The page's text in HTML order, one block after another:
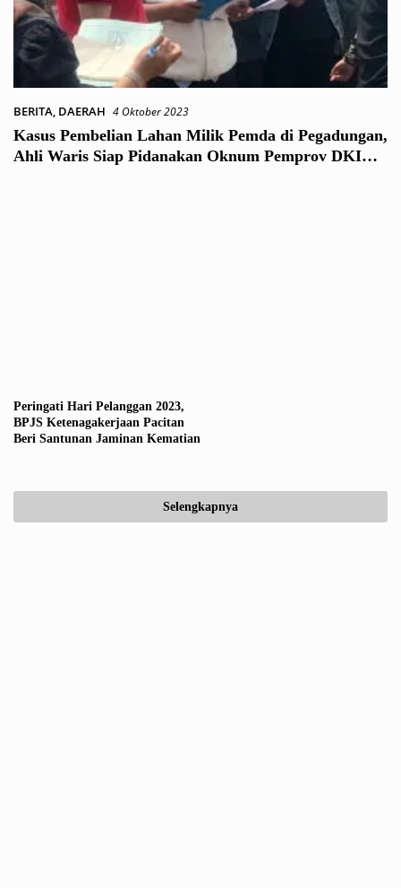
BERITA, DAERAH 4 Oktober 2023
Kasus Pembelian Lahan Milik Pemda di Pegadungan,
Ahli Waris Siap Pidanakan Oknum Pemprov DKI
Peringati Hari Pelanggan 2023,
BPJS Ketenagakerjaan Pacitan
Beri Santunan Jaminan Kematian
Selengkapnya